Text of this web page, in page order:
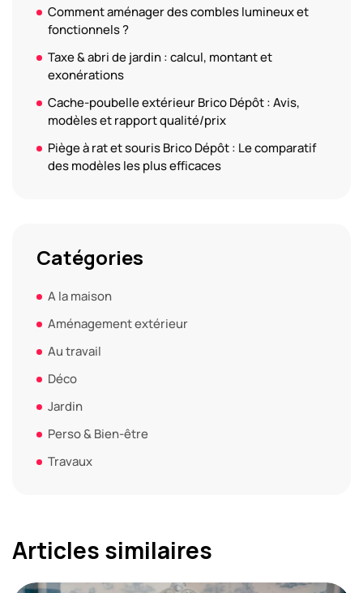
Comment aménager des combles lumineux et
fonctionnels ?
Taxe & abri de jardin : calcul, montant et
exonérations
Cache-poubelle extérieur Brico Dépôt : Avis,
modèles et rapport qualité/prix
Piège à rat et souris Brico Dépôt : Le comparatif
des modèles les plus efficaces
Catégories
A la maison
Aménagement extérieur
Au travail
Déco
Jardin
Perso & Bien-être
Travaux
Articles similaires